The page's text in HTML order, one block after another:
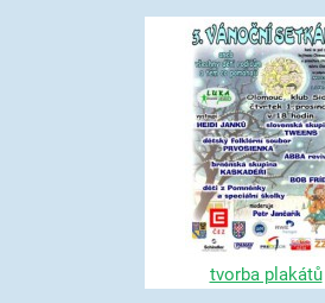
tvorba plakátů